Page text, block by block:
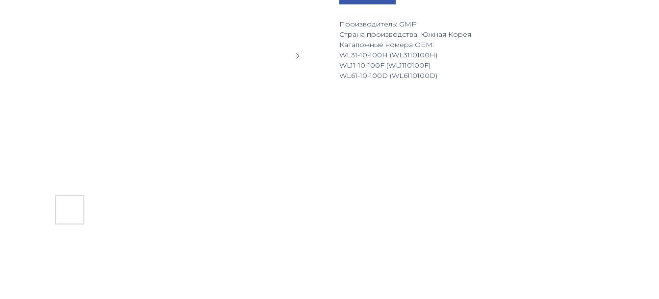
Производитель: GMP
Страна производства: Южная Корея
Каталожные номера OEM:
WL31-10-100Н (WL3110100Н)
WL11-10-100F (WL1110100F)
WL61-10-100D (WL6110100D)